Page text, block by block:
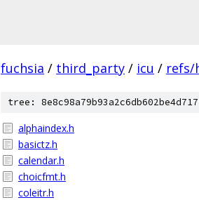
fuchsia / third_party / icu / refs/
tree:
alphaindex.h
basictz.h
calendar.h
choicfmt.h
coleitr.h